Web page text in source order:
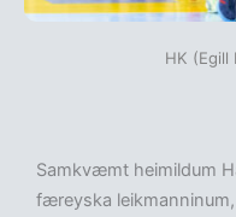
HK (Egill
Samkvæmt heimildum
færeyska